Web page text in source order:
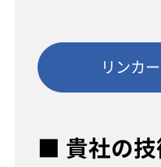
リンカ
■ 貴社の